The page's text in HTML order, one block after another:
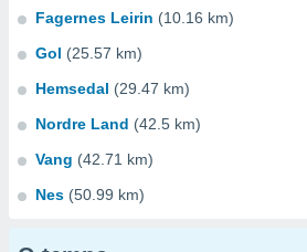
Fagernes Leirin (10.16 km)
Gol (25.57 km)
Hemsedal (29.47 km)
Nordre Land (42.5 km)
Vang (42.71 km)
Nes (50.99 km)